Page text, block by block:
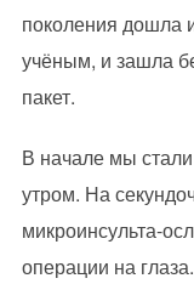
поколения дошла
учёным, и зашла
пакет.
В начале мы
утром. На
микроинсульта-
операции на